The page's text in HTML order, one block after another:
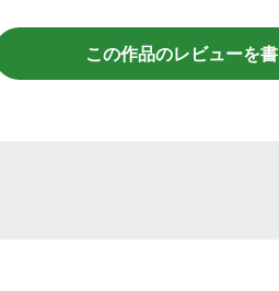
この作品のレビューを書